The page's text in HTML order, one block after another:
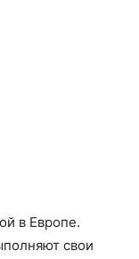
в Европе.
свои